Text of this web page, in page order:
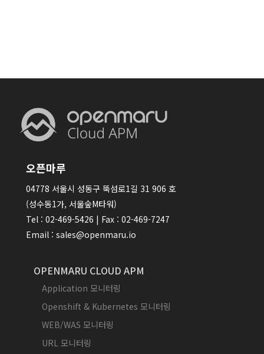
오픈마루
04778 서울시 성동구 뚝섬로1길 31 906 호
(성수동1가, 서울숲M타워)
Tel : 02-469-5426 | Fax : 02-469-7247
Email : sales@openmaru.io
OPENMARU CLOUD APM
Application 모니터링
Openshift & Kubernetes 모니터링
WEB/WAS 모니터링
URL 모니터링